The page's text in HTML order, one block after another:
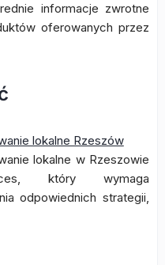
informacje zwrotne
oferowanych przez
lokalne Rzeszów
lokalne w Rzeszowie
który wymaga
odpowiednich strategii,